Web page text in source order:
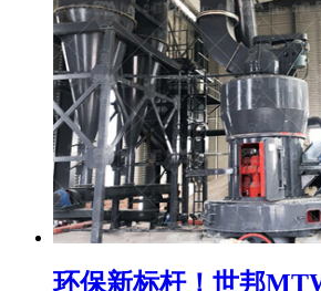
环保新标杆！世邦